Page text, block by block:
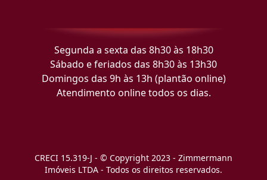
Segunda a sexta das 8h30 às 18h30
Sábado e feriados das 8h30 às 13h30
Domingos das 9h às 13h (plantão online)
Atendimento online todos os dias.
CRECI 15.319-J - © Copyright 2023 - Zimmermann
Imóveis LTDA - Todos os direitos reservados.